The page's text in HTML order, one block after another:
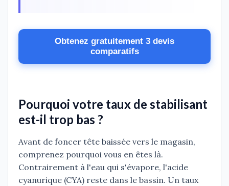
Obtenez gratuitement 3 devis
comparatifs
Pourquoi votre taux de stabilisant
est-il trop bas ?
Avant de foncer tête baissée vers le magasin,
comprenez pourquoi vous en êtes là.
Contrairement à l'eau qui s'évapore, l'acide
cyanurique (CYA) reste dans le bassin. Un taux